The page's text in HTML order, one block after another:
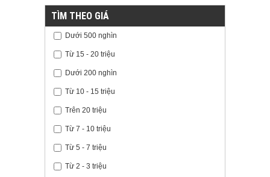
TÌM THEO GIÁ
Dưới 500 nghìn
Từ 15 - 20 triệu
Dưới 200 nghìn
Từ 10 - 15 triệu
Trên 20 triệu
Từ 7 - 10 triệu
Từ 5 - 7 triệu
Từ 2 - 3 triệu